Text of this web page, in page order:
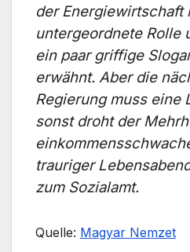
der Energiewirtschaft
untergeordnete Rolle
ein paar griffige
erwähnt. Aber die
Regierung muss eine
sonst droht der
trauriger
zum Sozialamt.
Quelle: Magyar Nemzet